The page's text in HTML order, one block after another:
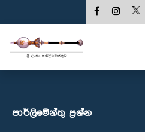
පාර්ලි‌මේන්තු‌ ප්‍රශ්න